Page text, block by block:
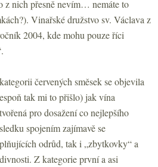
z nich přesně nevím… nemáte to
Vinařské družstvo sv. Václava z
2004, kde mohu pouze říci
červených směsek se objevila
tak mi to přišlo) jak vína
pro dosažení co nejlepšího
spojením zajímavě se
odrůd, tak i „zbytkovky“ a
Z kategorie první a asi